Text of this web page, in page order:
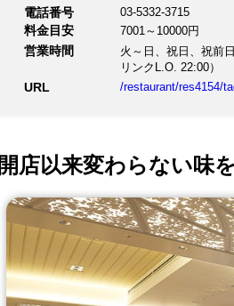
電話番号 03-5332-3715
料金目安 7001～10000円
営業時間
火～日、祝日、祝前
リンクL.O. 22:00）
URL /restaurant/res4154/
開店以来変わらない味